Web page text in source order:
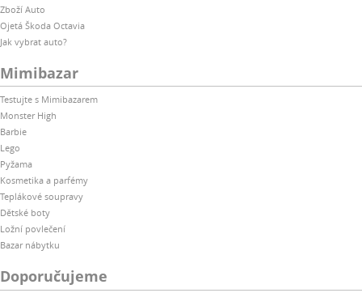
Zboží Auto
Ojetá Škoda Octavia
Jak vybrat auto?
Mimibazar
Testujte s Mimibazarem
Monster High
Barbie
Lego
Pyžama
Kosmetika a parfémy
Teplákové soupravy
Dětské boty
Ložní povlečení
Bazar nábytku
Doporučujeme